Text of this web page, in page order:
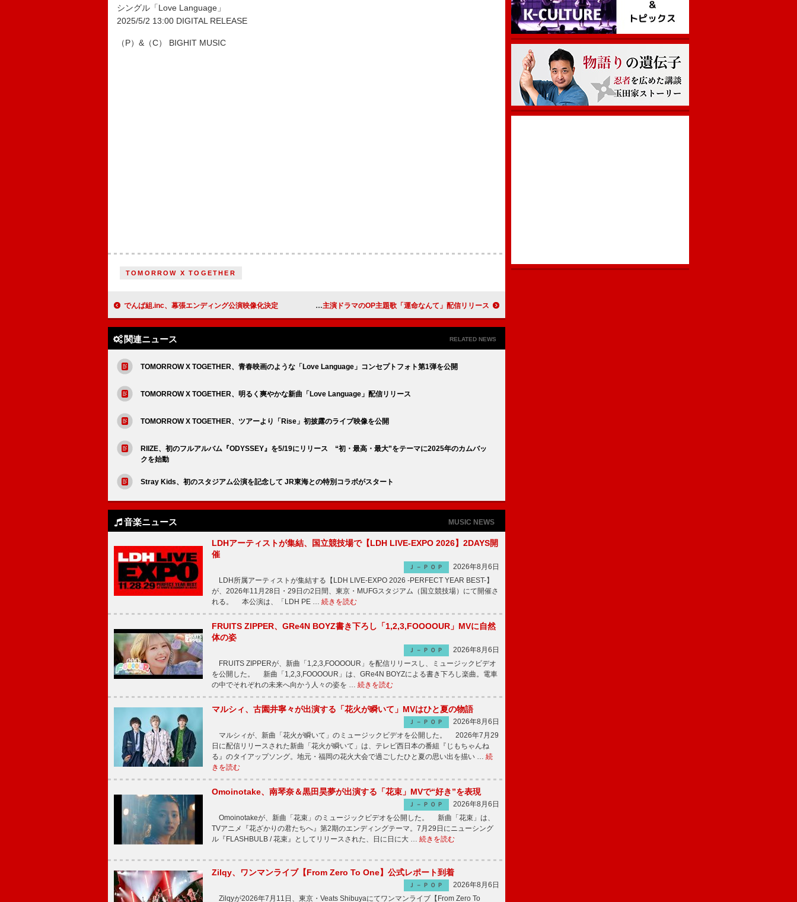
シングル「Love Language」
2025/5/2 13:00 DIGITAL RELEASE
（P）&（C） BIGHIT MUSIC
TOMORROW X TOGETHER
でんぱ組.inc、幕張エンディング公演映像化決定 FANTASTICS、八木勇征×齊藤京子W主演ドラマのOP主題歌「運命なんて」配信リリース
関連ニュース RELATED NEWS
TOMORROW X TOGETHER、青春映画のような「Love Language」コンセプトフォト第1弾を公開
TOMORROW X TOGETHER、明るく爽やかな新曲「Love Language」配信リリース
TOMORROW X TOGETHER、ツアーより「Rise」初披露のライブ映像を公開
RIIZE、初のフルアルバム『ODYSSEY』を5/19にリリース “初・最高・最大”をテーマに2025年のカムバッ
クを始動
Stray Kids、初のスタジアム公演を記念して JR東海との特別コラボがスタート
音楽ニュース MUSIC NEWS
LDHアーティストが集結、国立競技場で【LDH LIVE-EXPO 2026】2DAYS開
催
Ｊ－ＰＯＰ
2026年8月6日
LDH所属アーティストが集結する【LDH LIVE-EXPO 2026 -PERFECT YEAR BEST-】
が、2026年11月28日・29日の2日間、東京・MUFGスタジアム（国立競技場）にて開催さ
れる。 本公演は、「LDH PE … 続きを読む
FRUITS ZIPPER、GRe4N BOYZ書き下ろし「1,2,3,FOOOOUR」MVに自然
体の姿
Ｊ－ＰＯＰ
2026年8月6日
FRUITS ZIPPERが、新曲「1,2,3,FOOOOUR」を配信リリースし、ミュージックビデオ
を公開した。 新曲「1,2,3,FOOOOUR」は、GRe4N BOYZによる書き下ろし楽曲。電車
の中でそれぞれの未来へ向かう人々の姿を … 続きを読む
マルシィ、古園井寧々が出演する「花火が瞬いて」MVはひと夏の物語
Ｊ－ＰＯＰ
2026年8月6日
マルシィが、新曲「花火が瞬いて」のミュージックビデオを公開した。 2026年7月29
日に配信リリースされた新曲「花火が瞬いて」は、テレビ西日本の番組『じもちゃんね
る』のタイアップソング。地元・福岡の花火大会で過ごしたひと夏の思い出を描い … 続
きを読む
Omoinotake、南琴奈＆黒田昊夢が出演する「花束」MVで“好き”を表現
Ｊ－ＰＯＰ
2026年8月6日
Omoinotakeが、新曲「花束」のミュージックビデオを公開した。 新曲「花束」は、
TVアニメ『花ざかりの君たちへ』第2期のエンディングテーマ。7月29日にニューシング
ル『FLASHBULB / 花束』としてリリースされた、日に日に大 … 続きを読む
Zilqy、ワンマンライブ【From Zero To One】公式レポート到着
Ｊ－ＰＯＰ
2026年8月6日
Zilqyが2026年7月11日、東京・Veats Shibuyaにてワンマンライブ【From Zero To